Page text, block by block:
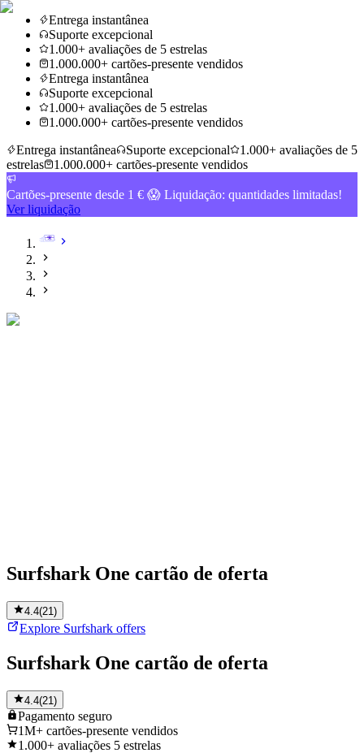
Entrega instantânea
Suporte excepcional
1.000+ avaliações de 5 estrelas
1.000.000+ cartões-presente vendidos
Entrega instantânea
Suporte excepcional
1.000+ avaliações de 5 estrelas
1.000.000+ cartões-presente vendidos
Entrega instantânea
Suporte excepcional
1.000+ avaliações de 5
estrelas
1.000.000+ cartões-presente vendidos
Cartões-presente desde 1 € 😱 Liquidação: quantidades limitadas!
Ver liquidação
Surfshark One cartão de oferta
4.4(21 )
Explore Surfshark offers
Surfshark One cartão de oferta
4.4(21)
Pagamento seguro
1M+ cartões-presente vendidos
1.000+ avaliações 5 estrelas